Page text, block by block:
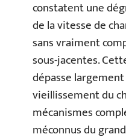
constatent une
de la vitesse de
sans vraiment
sous-jacentes.
dépasse
vieillissement du
mécanismes
méconnus du